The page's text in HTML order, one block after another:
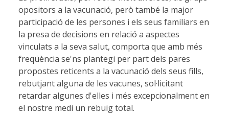
opositors a la vacunació, però també la major
participació de les persones i els seus familiars en
la presa de decisions en relació a aspectes
vinculats a la seva salut, comporta que amb més
freqüència se'ns plantegi per part dels pares
propostes reticents a la vacunació dels seus fills,
rebutjant alguna de les vacunes, sol·licitant
retardar algunes d'elles i més excepcionalment en
el nostre medi un rebuig total.